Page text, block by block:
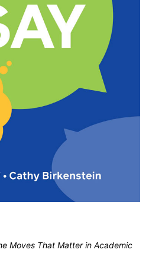
Moves That Matter in Academic